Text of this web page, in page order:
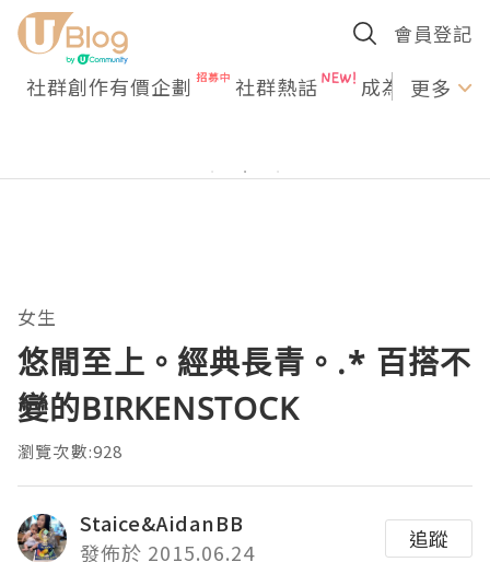
會員登記
社群創作有價企劃 社群熱話 成為U更多
女生
悠閒至上。經典長青。.* 百搭不
變的BIRKENSTOCK
瀏覽次數:928
Staice&AidanBB
發佈於 2015.06.24
追蹤